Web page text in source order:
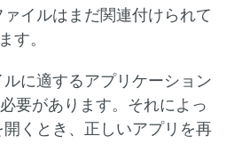
イルはまだ関連付けられて
す。
に適するアプリケーション
要があります。それによっ
くとき、正しいアプリを再